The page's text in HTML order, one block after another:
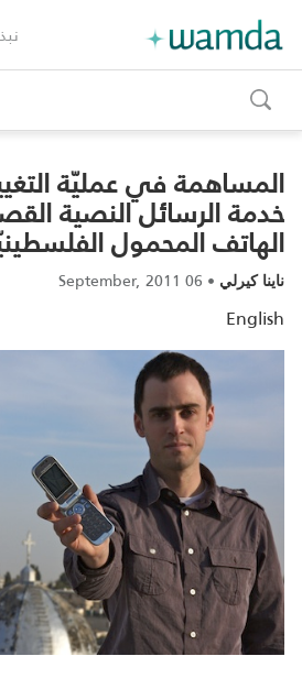
toggle
search
المساهمة في عمليّة
خدمة الرسائل النصية
الهاتف المحمول
ناينا كيرلي •
06 September, 2011
English